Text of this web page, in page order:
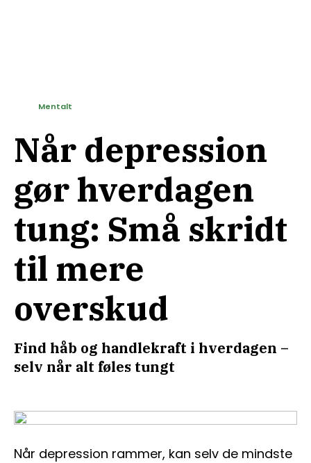
Når depression
gør hverdagen
tung: Små skridt
til mere
overskud
Find håb og handlekraft i hverdagen –
selv når alt føles tungt
Mentalt
Når depression rammer, kan selv de mindste